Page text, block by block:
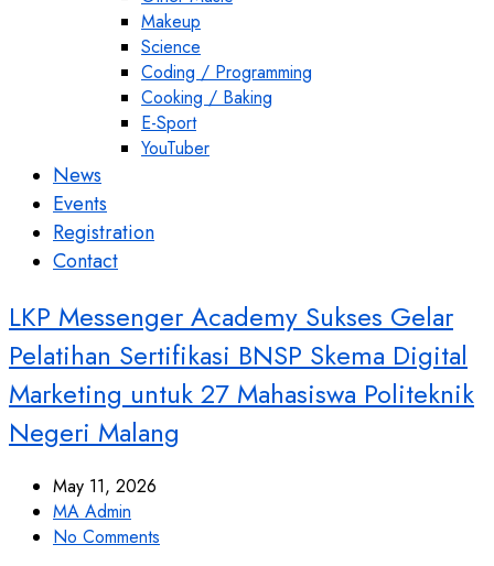
Makeup
Science
Coding / Programming
Cooking / Baking
E-Sport
YouTuber
News
Events
Registration
Contact
LKP Messenger Academy Sukses Gelar
Pelatihan Sertifikasi BNSP Skema Digital
Marketing untuk 27 Mahasiswa Politeknik
Negeri Malang
May 11, 2026
MA Admin
No Comments